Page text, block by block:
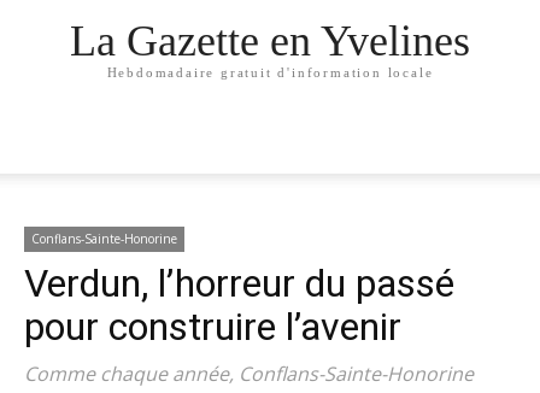
La Gazette en Yvelines
Hebdomadaire gratuit d'information locale
Conflans-Sainte-Honorine
Verdun, l’horreur du passé
pour construire l’avenir
Comme chaque année, Conflans-Sainte-Honorine